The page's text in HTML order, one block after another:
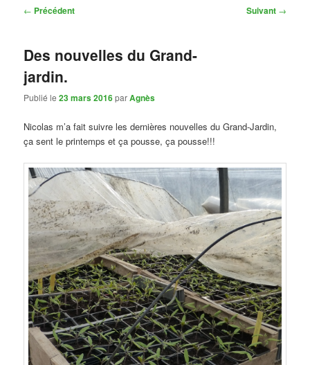
Navigation
← Précédent Suivant →
Des nouvelles du Grand-
jardin.
Publié le23 mars 2016parAgnès
Nicolas m’a fait suivre les dernières nouvelles du Grand-Jardin,
ça sent le printemps et ça pousse, ça pousse!!!